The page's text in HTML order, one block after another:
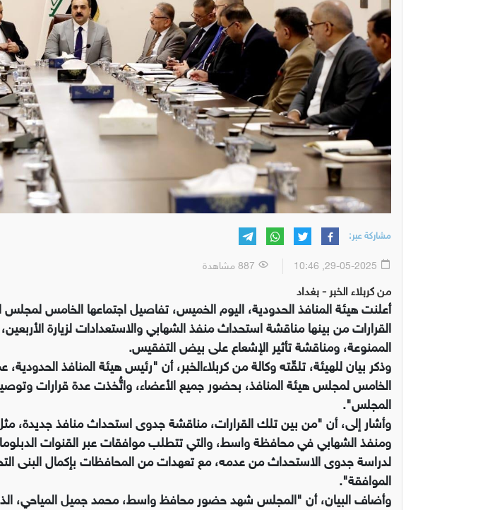
مشاركة عبر:
من كربلاء الخبر - بغداد
أعلنت هيئة المنافذ الحدودية، اليوم الخميس، تفاصيل اجتماعها الخامس
القرارات من بينها مناقشة استحداث منفذ الشهابي والاستعدادات لزيارة
الممنوعة، ومناقشة تأثير الإشعاع على بيض التفقيس.
وذكر بيان للهيئة، تلقّته وكالة من كربلاءالخبر، أن "رئيس هيئة المنافذ الحدودية،
الخامس لمجلس هيئة المنافذ، بحضور جميع الأعضاء، واتُّخذت عدة قرارات
المجلس".
وأشار إلى، أن "من بين تلك القرارات، مناقشة جدوى استحداث منافذ
ومنفذ الشهابي في محافظة واسط، والتي تتطلب موافقات عبر القنوات
لدراسة جدوى الاستحداث من عدمه، مع تعهدات من المحافظات بإكمال البنى
الموافقة".
وأضاف البيان، أن "المجلس شهد حضور محافظ واسط، محمد جميل المياحي،